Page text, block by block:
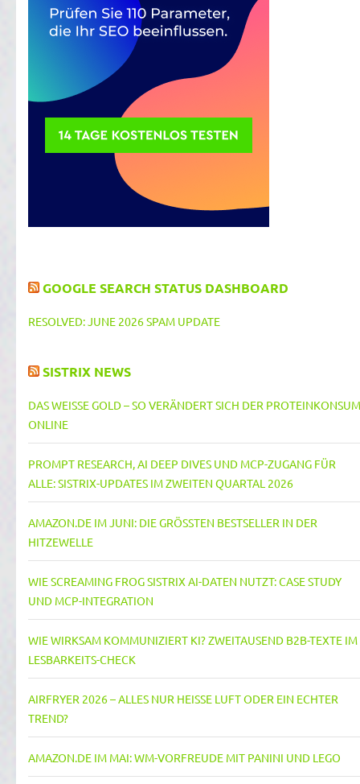
GOOGLE SEARCH STATUS DASHBOARD
RESOLVED: JUNE 2026 SPAM UPDATE
SISTRIX NEWS
DAS WEISSE GOLD – SO VERÄNDERT SICH DER PROTEINKONSUM O
NLINE
PROMPT RESEARCH, AI DEEP DIVES UND MCP-ZUGANG FÜR
ALLE: SISTRIX-UPDATES IM ZWEITEN QUARTAL 2026
AMAZON.DE IM JUNI: DIE GRÖSSTEN BESTSELLER IN DER H
ITZEWELLE
WIE SCREAMING FROG SISTRIX AI-DATEN NUTZT: CASE STUDY
UND MCP-INTEGRATION
WIE WIRKSAM KOMMUNIZIERT KI? ZWEITAUSEND B2B-TEXTE IM
LESBARKEITS-CHECK
AIRFRYER 2026 – ALLES NUR HEISSE LUFT ODER EIN ECHTER T
REND?
AMAZON.DE IM MAI: WM-VORFREUDE MIT PANINI UND LEGO